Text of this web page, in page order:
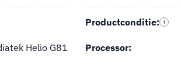
Helio G81
Productconditie: i
Processor: